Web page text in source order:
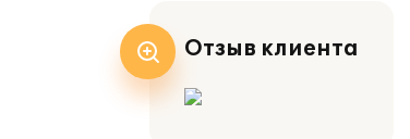
Отзыв клиента